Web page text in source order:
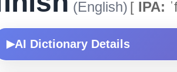
(English) [ IPA:
▶AI Dictionary Details